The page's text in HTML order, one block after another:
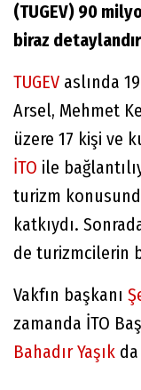
(TUGEV) 90
biraz
TUGEV aslında
Arsel, Mehmet
üzere 17 kişi ve
İTO ile
turizm
katkıydı.
de turizmcilerin
Vakfın başkanı
zamanda İTO
Bahadır Yaşık